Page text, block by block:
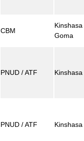
CBM
Kinshasa
Goma
PNUD / ATF Kinshasa
PNUD / ATF Kinshasa